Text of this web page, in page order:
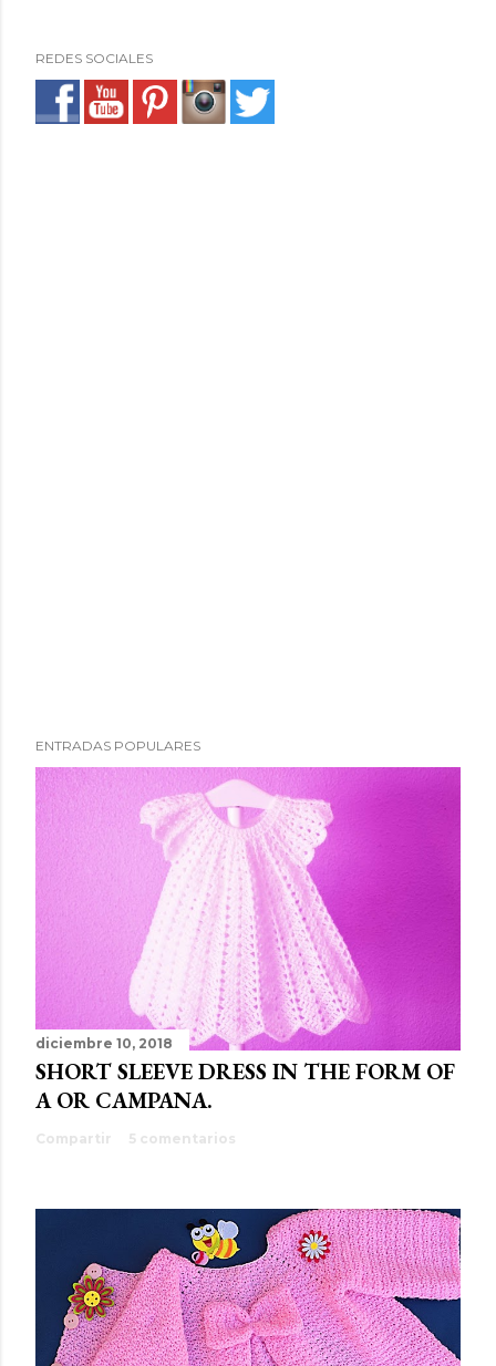
REDES SOCIALES
ENTRADAS POPULARES
diciembre 10, 2018
SHORT SLEEVE DRESS IN THE FORM OF
A OR CAMPANA.
Compartir 5 comentarios